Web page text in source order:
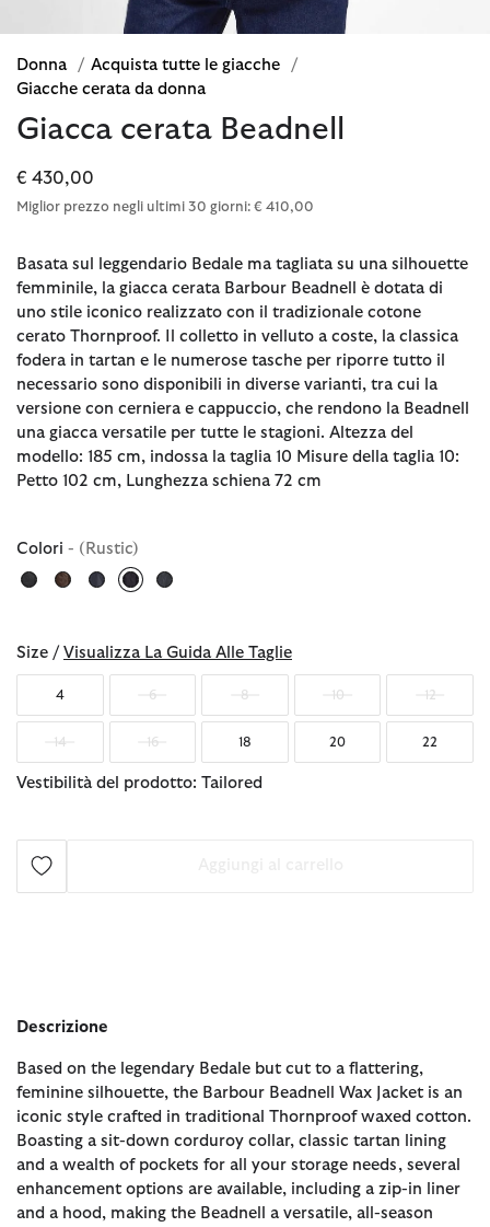
Donna / Acquista tutte le giacche
/
Giacche cerata da donna
Giacca cerata Beadnell
€ 430,00
Miglior prezzo negli ultimi 30 giorni: € 410,00
Basata sul leggendario Bedale ma tagliata su una silhouette
femminile, la giacca cerata Barbour Beadnell è dotata di
uno stile iconico realizzato con il tradizionale cotone
cerato Thornproof. Il colletto in velluto a coste, la classica
fodera in tartan e le numerose tasche per riporre tutto il
necessario sono disponibili in diverse varianti, tra cui la
versione con cerniera e cappuccio, che rendono la Beadnell
una giacca versatile per tutte le stagioni. Altezza del
modello: 185 cm, indossa la taglia 10 Misure della taglia 10:
Petto 102 cm, Lunghezza schiena 72 cm
Colori - (Rustic)
Size / Visualizza La Guida Alle Taglie
4 6 8 10 12
14 16 18 20 22
Vestibilità del prodotto: Tailored
Descrizione
Based on the legendary Bedale but cut to a flattering,
feminine silhouette, the Barbour Beadnell Wax Jacket is an
iconic style crafted in traditional Thornproof waxed cotton.
Boasting a sit-down corduroy collar, classic tartan lining
and a wealth of pockets for all your storage needs, several
enhancement options are available, including a zip-in liner
and a hood, making the Beadnell a versatile, all-season